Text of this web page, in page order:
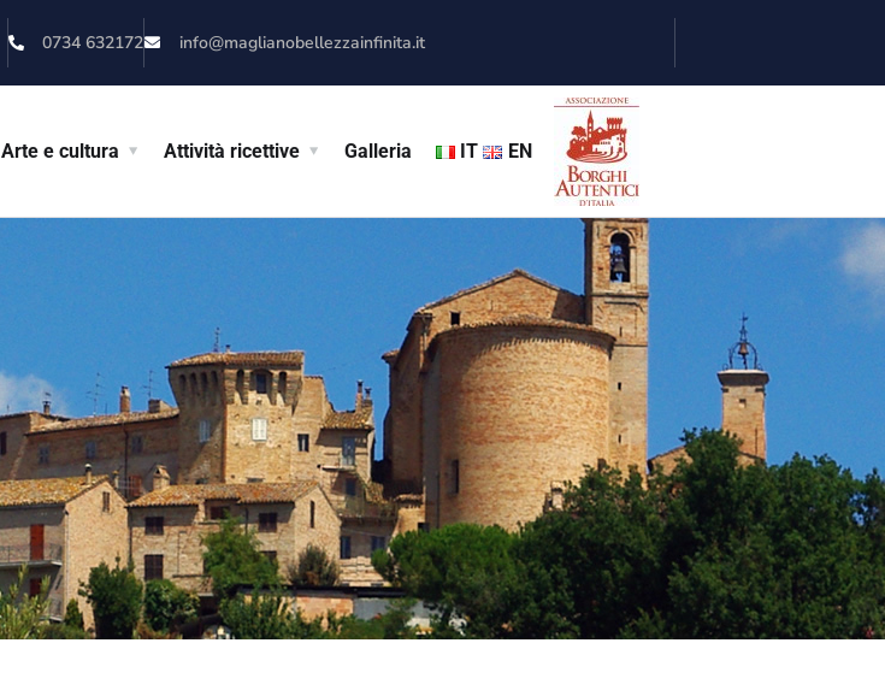
0734 632172 info@maglianobellezzainfinita.it
Arte e cultura Attività ricettive Galleria IT EN